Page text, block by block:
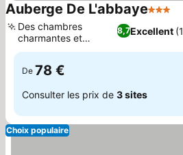
Auberge De L'abbaye3
8,7Excellent
Des chambres
charmantes et
uniques
De 78 €
Consulter les prix de 3 sites
Choix populaire